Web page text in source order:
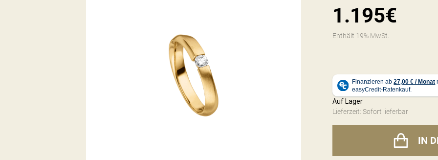
1.195€
Enthält 19% MwSt.
Auf Lager
Lieferzeit: Sofort lieferbar
IN